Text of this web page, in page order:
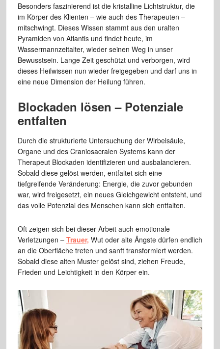
Besonders faszinierend ist die kristalline Lichtstruktur, die
im Körper des Klienten – wie auch des Therapeuten –
mitschwingt. Dieses Wissen stammt aus den uralten
Pyramiden von Atlantis und findet heute, im
Wassermannzeitalter, wieder seinen Weg in unser
Bewusstsein. Lange Zeit geschützt und verborgen, wird
dieses Heilwissen nun wieder freigegeben und darf uns in
eine neue Dimension der Heilung führen.
Blockaden lösen – Potenziale
entfalten
Durch die strukturierte Untersuchung der Wirbelsäule,
Organe und des Craniosacralen Systems kann der
Therapeut Blockaden identifizieren und ausbalancieren.
Sobald diese gelöst werden, entfaltet sich eine
tiefgreifende Veränderung: Energie, die zuvor gebunden
war, wird freigesetzt, ein neues Gleichgewicht entsteht, und
das volle Potenzial des Menschen kann sich entfalten.
Oft zeigen sich bei dieser Arbeit auch emotionale
Verletzungen – Trauer, Wut oder alte Ängste dürfen endlich
an die Oberfläche treten und sanft transformiert werden.
Sobald diese alten Muster gelöst sind, ziehen Freude,
Frieden und Leichtigkeit in den Körper ein.